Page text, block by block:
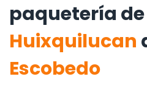
paquetería de
Huixquilucan
Escobedo